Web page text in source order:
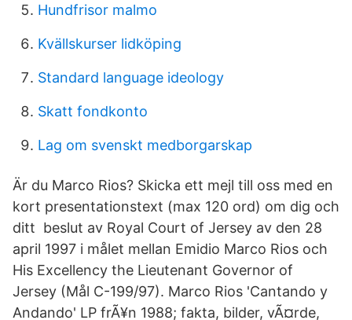
Hundfrisor malmo
Kvällskurser lidköping
Standard language ideology
Skatt fondkonto
Lag om svenskt medborgarskap
Är du Marco Rios? Skicka ett mejl till oss med en
kort presentationstext (max 120 ord) om dig och
ditt beslut av Royal Court of Jersey av den 28
april 1997 i målet mellan Emidio Marco Rios och
His Excellency the Lieutenant Governor of
Jersey (Mål C-199/97). Marco Rios 'Cantando y
Andando' LP frÃ¥n 1988; fakta, bilder, vÃ¤rde,